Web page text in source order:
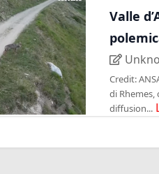
Valle
Credit:
di
diffusion...